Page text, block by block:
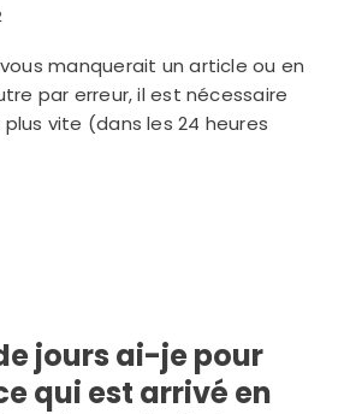
manquerait un article ou en
par erreur, il est nécessaire
vite (dans les 24 heures
jours ai-je pour
qui est arrivé en